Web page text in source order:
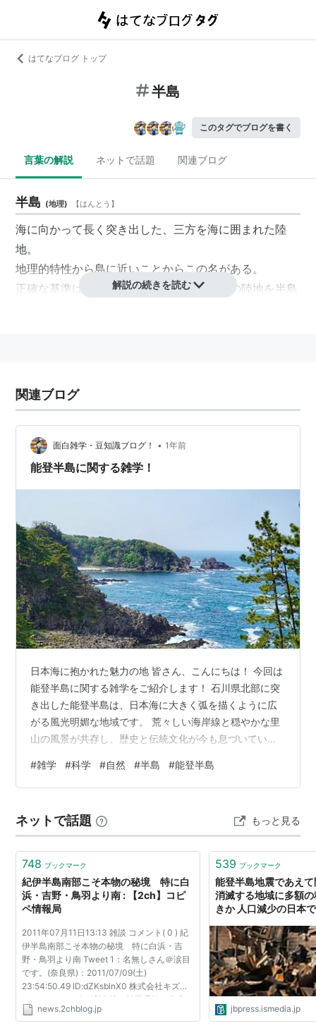
はてなブログ トップ
半島
このタグでブログを書く
言葉の解説 ネットで話題 関連ブログ
半島 (地理) 【はんとう 】
海に向かって長く突き出した、三方を海に囲まれた陸
地。
地理的特性から島に近いことからこの名がある。
正確な基準はないが、ある程度の規模以上の陸地を半島
解説の続きを読む
関連ブログ
面白雑学・豆知識ブログ！ • 1年前
能登半島に関する雑学！
日本海に抱かれた魅力の地 皆さん、こんにちは！ 今回は
能登半島に関する雑学をご紹介します！ 石川県北部に突
き出した能登半島は、日本海に大きく弧を描くように広
がる風光明媚な地域です。 荒々しい海岸線と穏やかな里
山の風景が共存し、歴史と伝統文化が今も息づいていま
分に楽しめる場所です。 🏝️ 能登半島の概要 能登半島
は、石川県の北東部に位置し、県全体のおよそ半分を占
ており、地理的にも文化的にも独自の特徴を持っていま
す。 地形は大きく外浦（そとうら）と内浦（うちうら）
に分かれます。 外浦（日本海側）…
#雑学 #科学 #自然 #半島 #能登半島
ネットで話題 もっと見る
748 ブックマーク
紀伊半島南部こそ本物の秘境 特に白
浜・吉野・鳥羽より南 : 【2ch】コピ
ペ情報局
2011年07月11日13:13 雑談 コメント( 0 ) 紀
伊半島南部こそ本物の秘境 特に白浜・吉
野・鳥羽より南 Tweet 1：名無しさん＠涙目
です。(奈良県)：2011/07/09(土)
23:54:50.49 ID:dZKsblnX0 株式会社キズキ
レンタルサービス(所在地：埼玉県鳩ケ谷市、
代表取締役：松崎 一成)が展開するレンタル
news.2chblog.jp
539 ブックマーク
能登半島地震であえ
消滅する地域に多額
きか 人口減少の日本
引き | JBpress (ジェ
jbpress.ismedia.jp